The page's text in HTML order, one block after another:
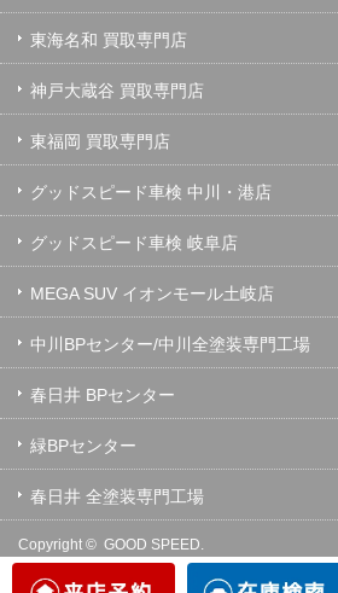
東海名和 買取専門店
神戸大蔵谷 買取専門店
東福岡 買取専門店
グッドスピード車検 中川・港店
グッドスピード車検 岐阜店
MEGA SUV イオンモール土岐店
中川BPセンター/中川全塗装専門工場
春日井 BPセンター
緑BPセンター
春日井 全塗装専門工場
Copyright © GOOD SPEED.